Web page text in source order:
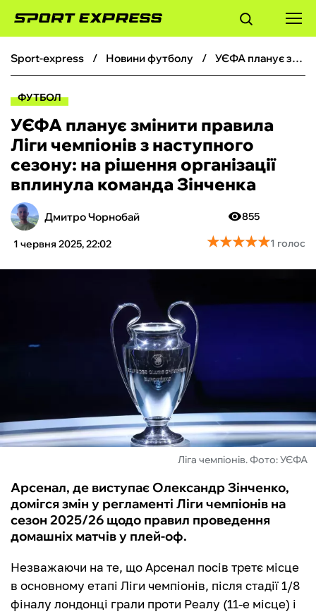
ФУТБОЛ
БОКС
ХОКЕЙ
ТЕНІС
КІБЕРСПОРТ
ФУТЗАЛ
БУКМЕКЕРИ
sport-express новини футболу УЄФА планує змінити правила Ліги чемпіонів з наступного сезону: на рішення організації вплинула команда Зінченка
ФУТБОЛ
УЄФА планує змінити правила
Ліги чемпіонів з наступного
сезону: на рішення організації
вплинула команда Зінченка
Дмитро Чорнобай
1 червня 2025, 22:02
855
★★★★★
★★★★★1 голос
Ліга чемпіонів. Фото: УЄФА
Арсенал, де виступає Олександр Зінченко,
домігся змін у регламенті Ліги чемпіонів на
сезон 2025/26 щодо правил проведення
домашніх матчів у плей-оф.
Незважаючи на те, що Арсенал посів третє місце
в основному етапі Ліги чемпіонів, після стадії 1/8
фіналу лондонці грали проти Реалу (11-е місце) і